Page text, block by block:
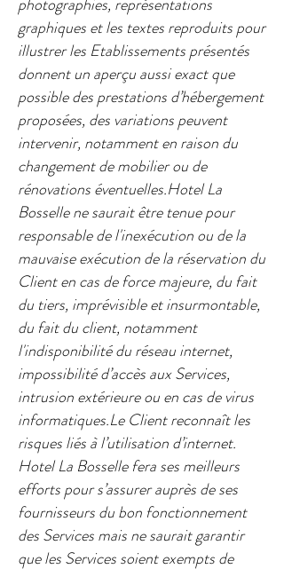
graphiques et les textes reproduits pour
illustrer les Etablissements présentés
donnent un aperçu aussi exact que
possible des prestations d’hébergement
proposées, des variations peuvent
intervenir, notamment en raison du
changement de mobilier ou de
rénovations éventuelles.Hotel La
Bosselle ne saurait être tenue pour
responsable de l'inexécution ou de la
mauvaise exécution de la réservation du
Client en cas de force majeure, du fait
du tiers, imprévisible et insurmontable,
du fait du client, notamment
l'indisponibilité du réseau internet,
impossibilité d’accès aux Services,
intrusion extérieure ou en cas de virus
informatiques.Le Client reconnaît les
risques liés à l’utilisation d’internet.
Hotel La Bosselle fera ses meilleurs
efforts pour s’assurer auprès de ses
fournisseurs du bon fonctionnement
des Services mais ne saurait garantir
que les Services soient exempts de